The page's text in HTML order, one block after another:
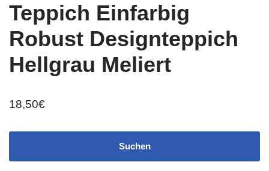
Teppich Einfarbig
Robust Designteppich
Hellgrau Meliert
18,50€
Suchen